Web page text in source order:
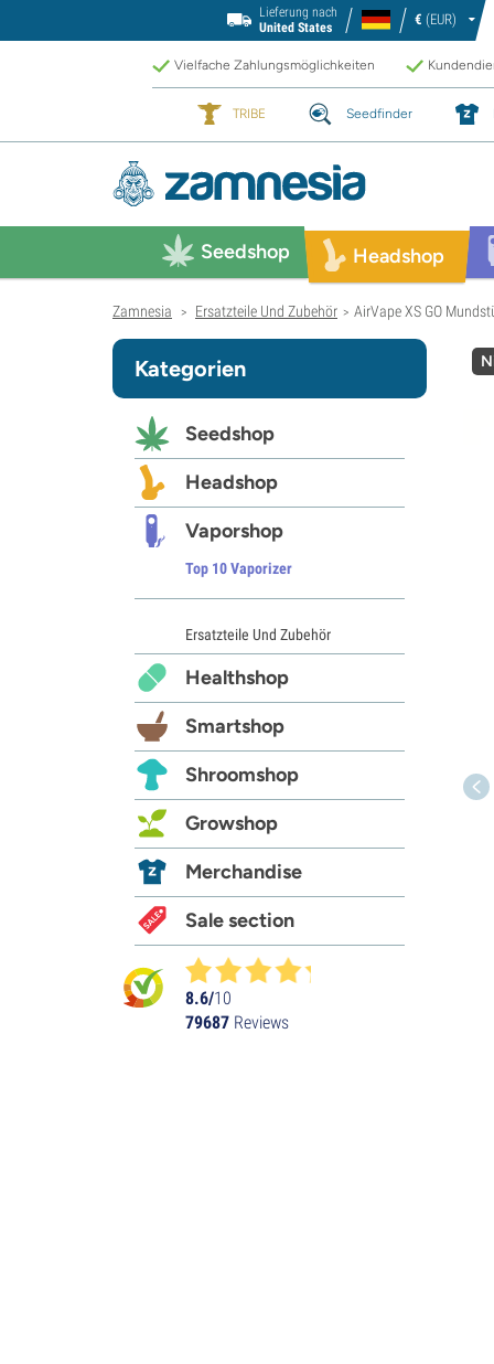
Lieferung nach
United States
€ (EUR)
Vielfache Zahlungsmöglichkeiten
TRIBE Seedfinder
Seedshop Headshop
Zamnesia > Ersatzteile Und Zubehör > AirVape XS GO
Kategorien
Seedshop
Headshop
Vaporshop
Top 10 Vaporizer
Ersatzteile Und Zubehör
Healthshop
Smartshop
Shroomshop
Growshop
Merchandise
Sale section
8.6/10
79687 Reviews